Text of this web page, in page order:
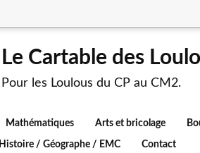
Le Cartable des
Pour les Loulous du CP au CM2.
Mathématiques Arts et bricolage
Histoire / Géographe / EMC Contact